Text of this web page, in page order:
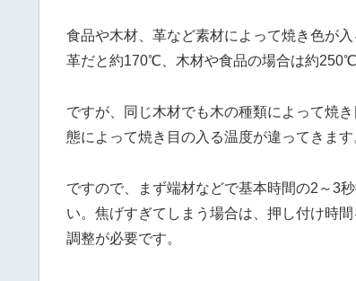
食品や木材、革など素材によって焼き色が
革だと約170℃、木材や食品の場合は約
ですが、同じ木材でも木の種類によって焼
態によって焼き目の入る温度が違ってきます
ですので、まず端材などで基本時間の2～3
い。焦げすぎてしまう場合は、押し付け時
調整が必要です。